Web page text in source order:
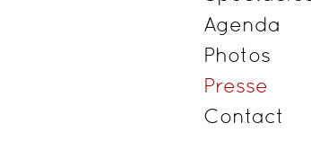
Agenda
Photos
Presse
Contact